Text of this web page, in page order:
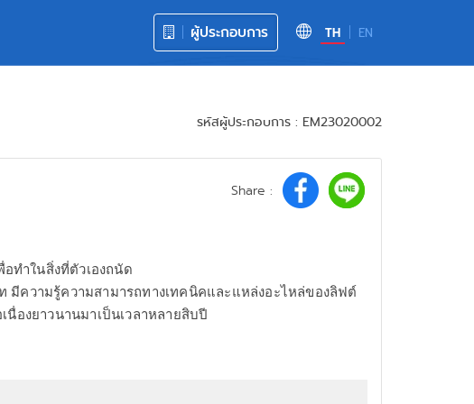
TH EN
ผู้ประกอบการ
รหัสผู้ประกอบการ : EM23020002
Share :
ทำในสิ่งที่ตัวเองถนัด
มีความรู้ความสามารถทางเทคนิคและแหล่งอะไหล่ของลิฟต์
นื่องยาวนานมาเป็นเวลาหลายสิบปี